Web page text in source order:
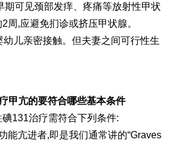
期可见颈部发痒、疼痛等放射性甲状
周,应避免扪诊或挤压甲状腺。
儿亲密接触。但夫妻之间可行性生
甲亢的要符合哪些基本条件
131治疗需符合下列条件:
能亢进者,即是我们通常讲的“Graves